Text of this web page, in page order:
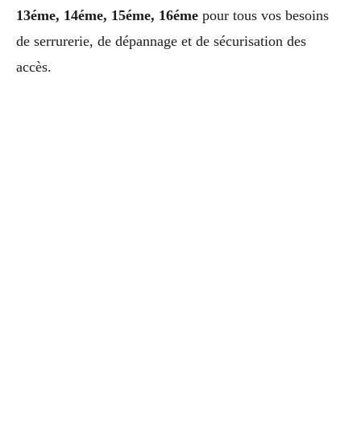
13éme, 14éme, 15éme, 16éme pour tous vos besoins
de serrurerie, de dépannage et de sécurisation des
accès.